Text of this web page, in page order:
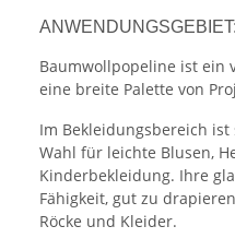
ANWENDUNGSGEBIET:
Baumwollpopeline ist ein
eine breite Palette von
Im Bekleidungsbereich
Wahl für leichte Blusen,
Kinderbekleidung. Ihre
Fähigkeit, gut zu
Röcke und Kleider.